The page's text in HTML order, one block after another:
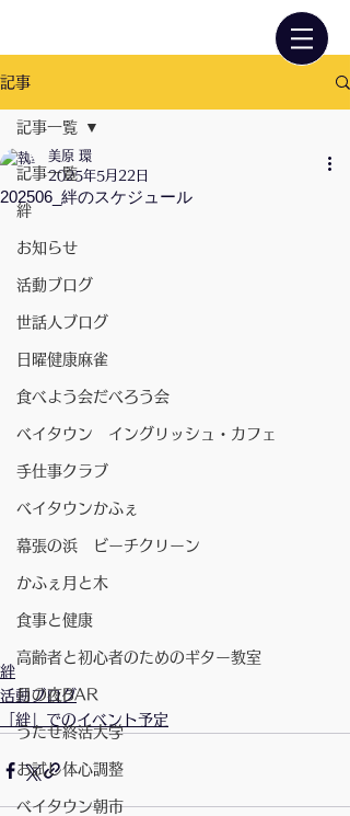
記事
記事一覧
絆
お知らせ
活動ブログ
世話人ブログ
日曜健康麻雀
食べよう会だべろう会
ベイタウン イングリッシュ・カフェ
手仕事クラブ
ベイタウンかふぇ
幕張の浜 ビーチクリーン
かふぇ月と木
食事と健康
高齢者と初心者のためのギター教室
月の夜BAR
うたせ終活大学
お試し体心調整
ベイタウン朝市
記事一覧
202506_絆のスケジュール
美原 環
2025年5月22日
絆
活動ブログ
「絆」でのイベント予定